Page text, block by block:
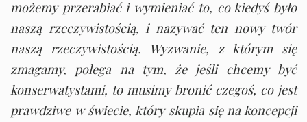
możemy przerabiać i wymieniać to, co kiedyś było
naszą rzeczywistością, i nazywać ten nowy twór
naszą rzeczywistością. Wyzwanie, z którym się
zmagamy, polega na tym, że jeśli chcemy być
konserwatystami, to musimy bronić czegoś, co jest
prawdziwe w świecie, który skupia się na koncepcji